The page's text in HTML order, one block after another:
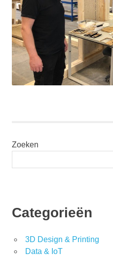
Zoeken
Categorieën
3D Design & Printing
Data & IoT